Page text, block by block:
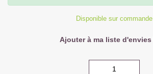
Disponible sur commande
Ajouter à ma liste d'envies